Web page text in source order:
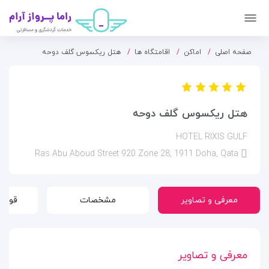
صفحه اصلی اماکن اقامتگاه ها هتل ریکسوس گلف دوحه
هتل ریکسوس گلف دوحه
HOTEL RIXIS GULF
معرفی و تصاویر مشخصات
معرفی و تصاویر